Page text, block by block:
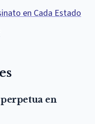
en Cada Estado
en